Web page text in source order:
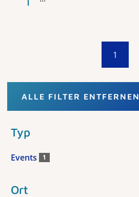
1
ALLE FILTER ENTFERNEN
Typ
Events 1
Ort